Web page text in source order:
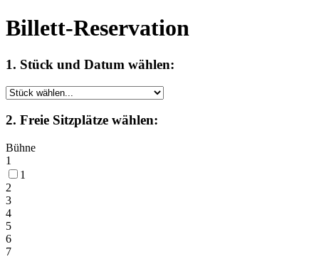
Billett-Reservation
1. Stück und Datum wählen:
2. Freie Sitzplätze wählen:
Bühne
1
1
2
3
4
5
6
7